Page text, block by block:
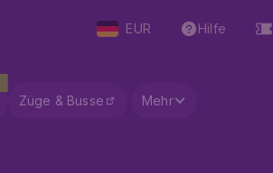
EUR Hilfe
Züge & Busse Mehr